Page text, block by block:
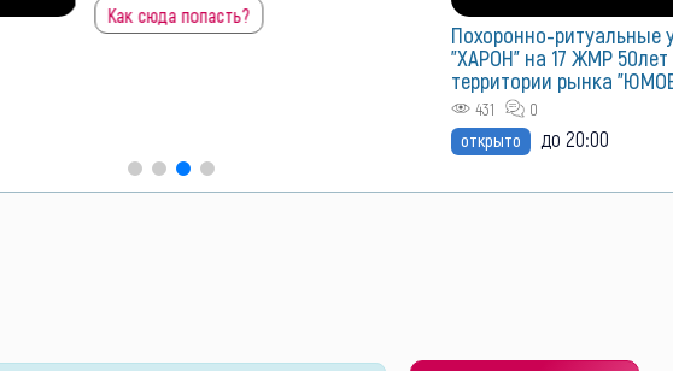
Как сюда попасть?
Похоронно-ритуальные услуги
"ХАРОН" на 17 ЖМР 50лет СССР д.
территории рынка "ЮМОВИЛА"
до 20:00